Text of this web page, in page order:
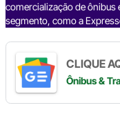
comercialização de ônibus
segmento, como a
CLIQUE
Ônibus &